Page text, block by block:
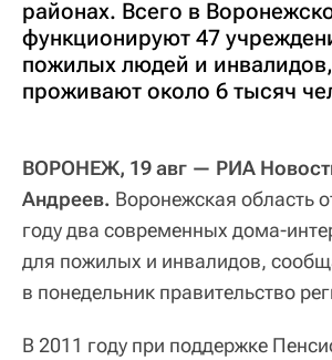
районах. Всего в
функционируют 47
пожилых людей и
проживают около 6 тысяч
ВОРОНЕЖ, 19 авг — РИА
Андреев. Воронежская область
году два современных дома-
для пожилых и инвалидов,
в понедельник правительство
В 2011 году при поддержке